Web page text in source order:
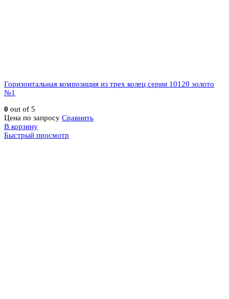
Горизонтальная композиция из трех колец серии 10120 золото
№1
0 out of 5
Цена по запросу Сравнить
В корзину
Быстрый просмотр